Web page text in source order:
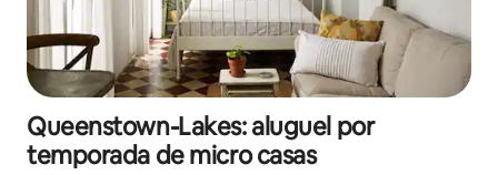
Queenstown-Lakes: aluguel por
temporada de micro casas